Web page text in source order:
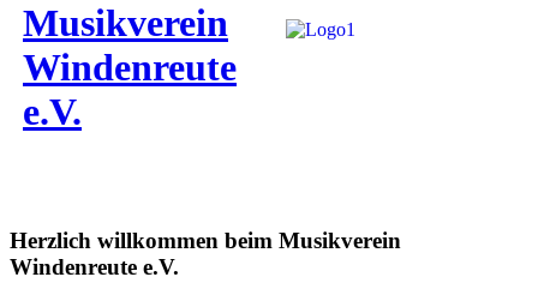
Musikverein
Windenreute
e.V.
Herzlich willkommen beim Musikverein
Windenreute e.V.